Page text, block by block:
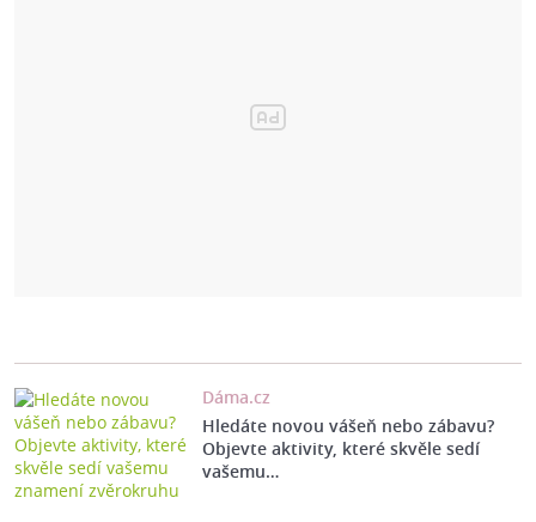
Dáma.cz
Hledáte novou vášeň nebo zábavu?
Objevte aktivity, které skvěle sedí
vašemu…